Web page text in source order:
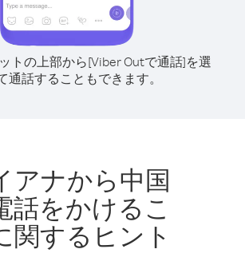
トの上部から[Viber Outで通話]を選
通話することもできます。
アナから中国
話をかけるこ
関するヒント